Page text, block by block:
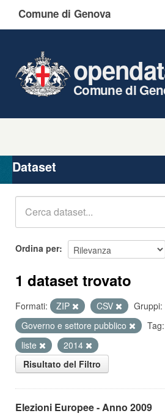
Comune di Genova
Comune di
Organizzazioni
Gruppi
Dataset
Ordina per
1 dataset trovato
Formati: ZIP CSV
Gruppi:
Governo e settore pubblico
Tag:
liste
2014
Risultato del Filtro
Elezioni Europee - Anno 2009